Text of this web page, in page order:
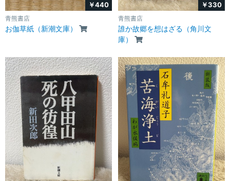
￥440
青熊書店
お伽草紙（新潮文庫）
￥330
青熊書店
誰か故郷を想はざる（角川文
庫）